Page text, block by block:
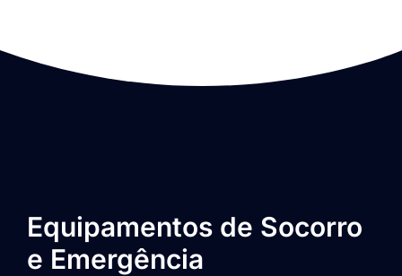
Equipamentos de Socorro
e Emergência